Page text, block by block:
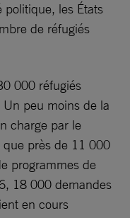
politique, les États
de réfugiés
000 réfugiés
peu moins de la
charge par le
près de 11 000
programmes de
18 000 demandes
en cours